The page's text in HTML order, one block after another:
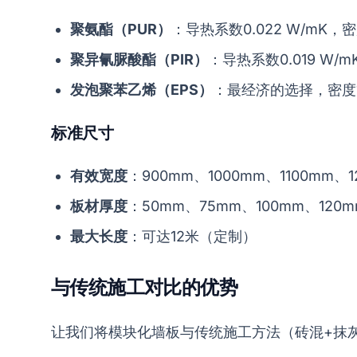
聚氨酯（PUR）
：导热系数0.022 W/mK，
聚异氰脲酸酯（PIR）
：导热系数0.019 W/
发泡聚苯乙烯（EPS）
：最经济的选择，密
标准尺寸
有效宽度 ：900mm、1000mm、1100mm、
板材厚度 ：50mm、75mm、100mm、
最大长度 ：可达12米（定制）
与传统施工对比的优势
让我们将模块化墙板与传统施工方法（砖混+抹